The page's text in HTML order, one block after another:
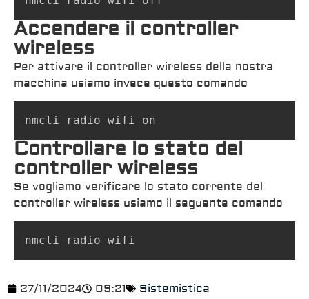
Accendere il controller
wireless
Per attivare il controller wireless della nostra
macchina usiamo invece questo comando
nmcli radio wifi on
Controllare lo stato del
controller wireless
Se vogliamo verificare lo stato corrente del
controller wireless usiamo il seguente comando
nmcli radio wifi
27/11/2024 09:21 Sistemistica